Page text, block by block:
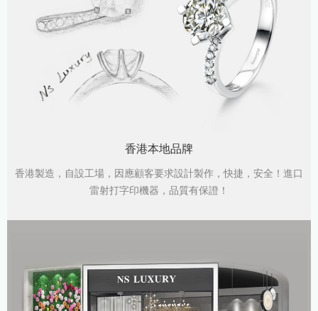
香港本地品牌
香港製造，自設工場，因應顧客要求設計製作，快捷，安全！進口
雷射打字印機器，品質有保證！